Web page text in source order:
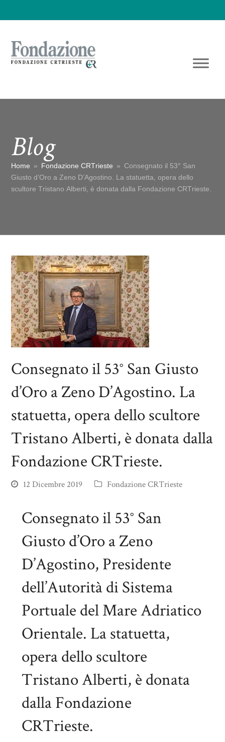
Blog
Home » Fondazione CRTrieste » Consegnato il 53° San
Giusto d’Oro a Zeno D’Agostino. La statuetta, opera dello
scultore Tristano Alberti, è donata dalla Fondazione CRTrieste.
Consegnato il 53° San Giusto
d’Oro a Zeno D’Agostino. La
statuetta, opera dello scultore
Tristano Alberti, è donata dalla
Fondazione CRTrieste.
12 Dicembre 2019 Fondazione CRTrieste
Consegnato il 53° San
Giusto d’Oro a Zeno
D’Agostino, Presidente
dell’Autorità di Sistema
Portuale del Mare Adriatico
Orientale. La statuetta,
opera dello scultore
Tristano Alberti, è donata
dalla Fondazione
CRTrieste.